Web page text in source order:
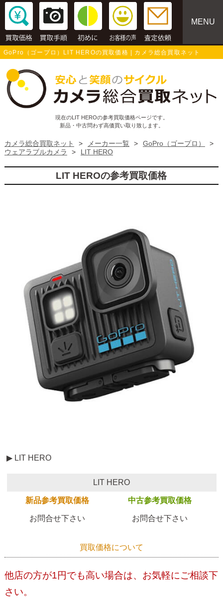
MENU
GoPro（ゴープロ）LIT HEROの買取価格 | カメラ総合買取ネット
現在のLIT HEROの参考買取価格ページです。
新品・中古問わず高価買い取り致します。
カメラ総合買取ネット > メーカー一覧 > GoPro（ゴープロ）
>
ウェアラブルカメラ
> LIT HERO
LIT HEROの参考買取価格
▶ LIT HERO
LIT HERO
新品参考買取価格 中古参考買取価格
お問合せ下さい お問合せ下さい
買取価格について
他店の方が1円でも高い場合は、お気軽にご相談下
さい。